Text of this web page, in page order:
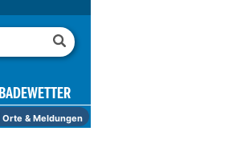
BADEWETTER
Orte & Meldungen